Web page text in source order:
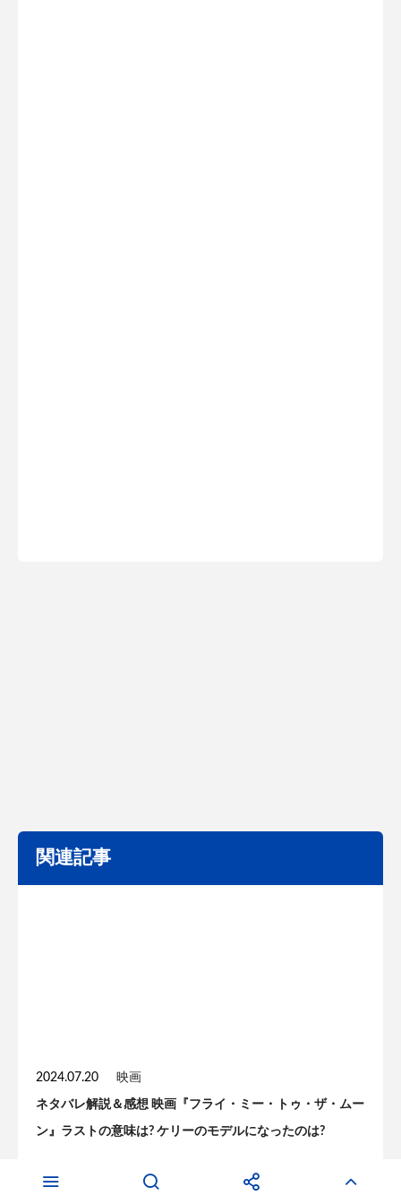
関連記事
2024.07.20 映画
ネタバレ解説＆感想 映画『フライ・ミー・トゥ・ザ・ムー
ン』ラストの意味は? ケリーのモデルになったのは?